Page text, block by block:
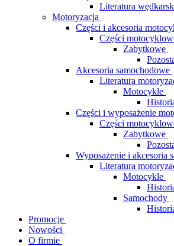
Literatura
Motoryzacja
Części i akcesoria
Części
Zabytkowe
Akcesoria samochodowe
Literatura
Motocykle
Części i wyposażenie
Części
Zabytkowe
Wyposażenie i akcesoria
Literatura
Motocykle
Samochody
Promocje
Nowości
O firmie